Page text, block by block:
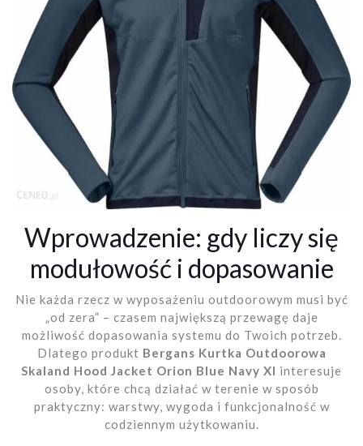
Wprowadzenie: gdy liczy się
modułowość i dopasowanie
Nie każda rzecz w wyposażeniu outdoorowym musi być
„od zera” – czasem największą przewagę daje
możliwość dopasowania systemu do Twoich potrzeb.
Dlatego produkt Bergans Kurtka Outdoorowa
Skaland Hood Jacket Orion Blue Navy Xl interesuje
osoby, które chcą działać w terenie w sposób
praktyczny: warstwy, wygoda i funkcjonalność w
codziennym użytkowaniu.